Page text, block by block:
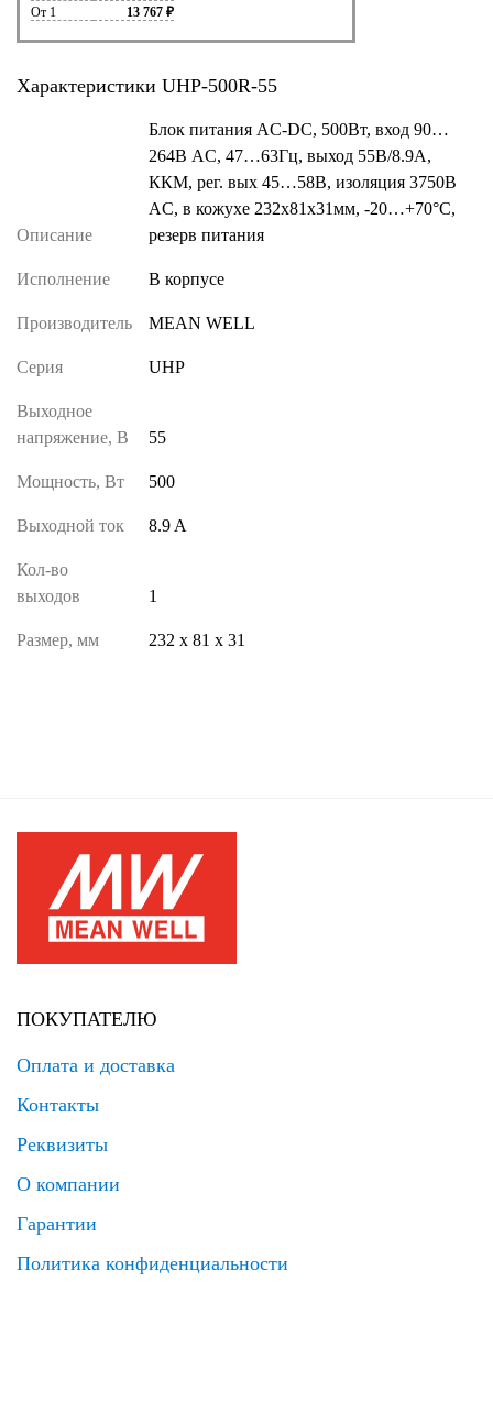
От 1
13 767 ₽
Характеристики UHP-500R-55
Описание
Блок питания AC-DC, 500Вт, вход 90…
264В AC, 47…63Гц, выход 55В/8.9A,
ККМ, рег. вых 45…58В, изоляция 3750В
AC, в кожухе 232х81х31мм, -20…+70°С,
резерв питания
Исполнение В корпусе
Производитель MEAN WELL
Серия UHP
Выходное
напряжение, В
55
Мощность, Вт 500
Выходной ток 8.9 A
Кол-во
выходов
1
Размер, мм 232 х 81 х 31
ПОКУПАТЕЛЮ
Оплата и доставка
Контакты
Реквизиты
О компании
Гарантии
Политика конфиденциальности